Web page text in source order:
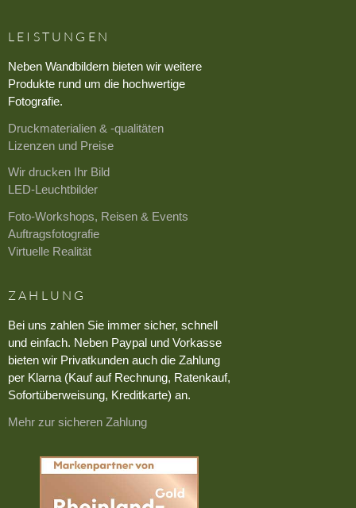
LEISTUNGEN
Neben Wandbildern bieten wir weitere
Produkte rund um die hochwertige
Fotografie.
Druckmaterialien & -qualitäten
Lizenzen und Preise
Wir drucken Ihr Bild
LED-Leuchtbilder
Foto-Workshops, Reisen & Events
Auftragsfotografie
Virtuelle Realität
ZAHLUNG
Bei uns zahlen Sie immer sicher, schnell
und einfach. Neben Paypal und Vorkasse
bieten wir Privatkunden auch die Zahlung
per Klarna (Kauf auf Rechnung, Ratenkauf,
Sofortüberweisung, Kreditkarte) an.
Mehr zur sicheren Zahlung